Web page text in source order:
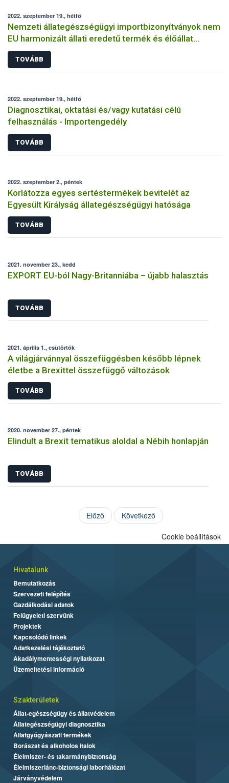
2022. szeptember 19., hétfő
Nemzeti állategészségügyi importbizonyítványok nem
EU harmonizált állati eredetű termék és élőállat
behozatalához
TOVÁBB
2022. szeptember 19., hétfő
Diagnosztikai, oktatási és/vagy kutatási célú
felhasználás - Importengedély
TOVÁBB
2022. szeptember 2., péntek
Korlátozza egyes sertéstermékek bevitelét az
Egyesült Királyság állategészségügyi hatósága
TOVÁBB
2021. november 23., kedd
EXPORT EU-ból Nagy-Britanniába – újabb halasztás
TOVÁBB
2021. április 1., csütörtök
A világjárvánnyal összefüggésben később lépnek
életbe a Brexittel összefüggő változások
TOVÁBB
2020. november 27., péntek
Elindult a Brexit tematikus aloldal a Nébih honlapján
TOVÁBB
Előző Következő
Cookie beállítások
Hivatalunk
Bemutatkozás
Szervezeti felépítés
Gazdálkodási adatok
Felügyeleti szervünk
Projektek
Kapcsolódó linkek
Adatkezelési tájékoztató
Akadálymentességi nyilatkozat
Üzemeltetési információ
Szakterületek
Állat-egészségügy és állatvédelem
Állategészségügyi diagnosztika
Állatgyógyászati termékek
Borászat és alkoholos italok
Élelmiszer- és takarmánybiztonság
Élelmiszerlánc-biztonsági laborhálózat
Járványvédelem